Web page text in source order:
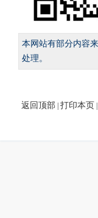
本网站有部分内容
处理。
返回顶部 打印本页